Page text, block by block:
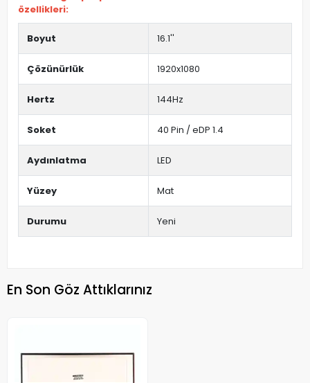
özellikleri:
Boyut 16.1''
Çözünürlük 1920x1080
Hertz 144Hz
Soket 40 Pin / eDP 1.4
Aydınlatma LED
Yüzey Mat
Durumu Yeni
En Son Göz Attıklarınız